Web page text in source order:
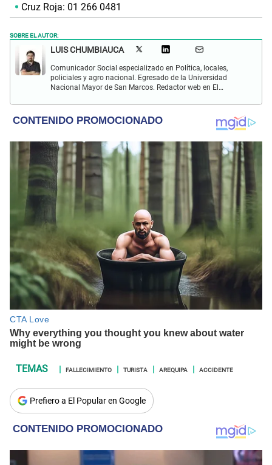
Cruz Roja: 01 266 0481
SOBRE EL AUTOR:
LUIS CHUMBIAUCA
Comunicador Social especializado en Política, locales,
policiales y agro nacional. Egresado de la Universidad
Nacional Mayor de San Marcos. Redactor web en El
Sociología, Historia, Matemáticas, Psicología, Filosofía,
películas y series.
FALLECIMIENTO TURISTA AREQUIPA ACCIDENTE
Prefiero a El Popular en Google